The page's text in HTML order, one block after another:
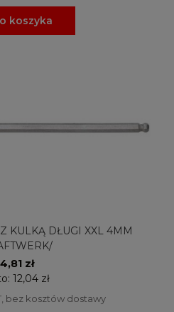
koszyka
KULKĄ DŁUGI XXL 4MM
zł
12,04 zł
bez kosztów dostawy